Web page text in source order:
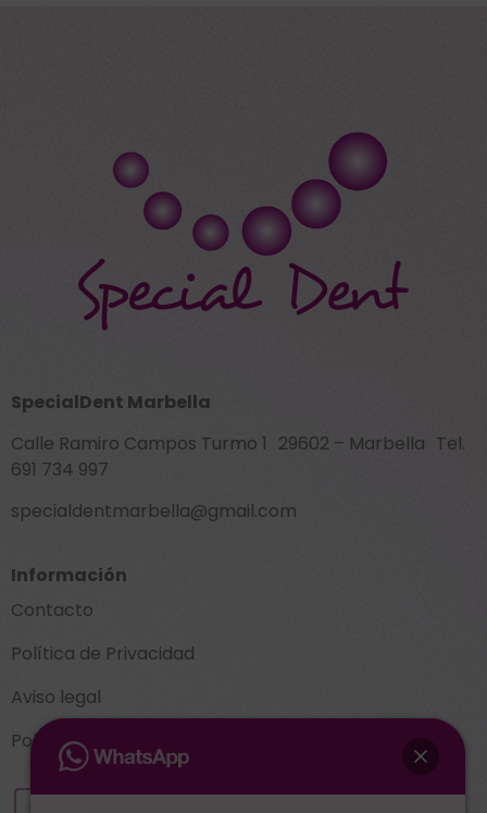
SpecialDent Marbella
Calle Ramiro Campos Turmo 1 29602 – Marbella Tel.
691 734 997
specialdentmarbella@gmail.com
Información
Contacto
Política de Privacidad
Aviso legal
Política de cookies (UE)